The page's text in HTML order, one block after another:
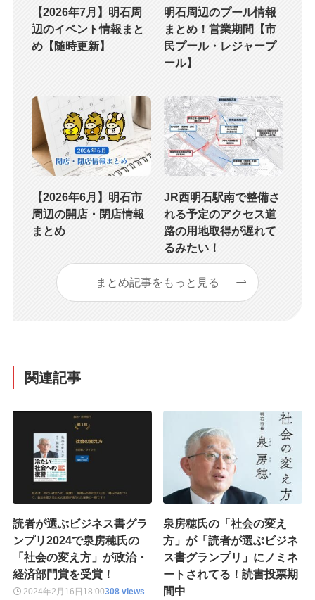
【2026年7月】明石周
辺のイベント情報まと
め【随時更新】
明石周辺のプール情報
まとめ！営業期間【市
民プール・レジャープ
ール】
【2026年6月】明石市
周辺の開店・閉店情報
まとめ
JR西明石駅南で整備さ
れる予定のアクセス道
路の用地取得が遅れて
るみたい！
まとめ記事をもっと見る
関連記事
読者が選ぶビジネス書グラ
ンプリ2024で泉房穂氏の
「社会の変え方」が政治・
経済部門賞を受賞！
2024年2月16日 18:00308 views
泉房穂氏の「社会の変え
方」が「読者が選ぶビジネ
ス書グランプリ」にノミネ
ートされてる！読書投票期
間中